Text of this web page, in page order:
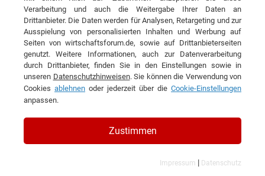
DIESEN ARTIKEL EMPFEHLEN
„Deutschland ist ein
Stehaufmännchen“
Geschäftsführer der TMC Turnaround
Management Consult GmbH
Verarbeitung und auch die Weitergabe Ihrer Daten an
Drittanbieter. Die Daten werden für Analysen, Retargeting und zur
Ausspielung von personalisierten Inhalten und Werbung auf
Seiten von wirtschaftsforum.de, sowie auf Drittanbieterseiten
genutzt. Weitere Informationen, auch zur Datenverarbeitung
durch Drittanbieter, finden Sie in den Einstellungen sowie in
unseren Datenschutzhinweisen. Sie können die Verwendung von
Cookies ablehnen oder jederzeit über die Cookie-Einstellungen
anpassen.
Zustimmen
Impressum | Datenschutz